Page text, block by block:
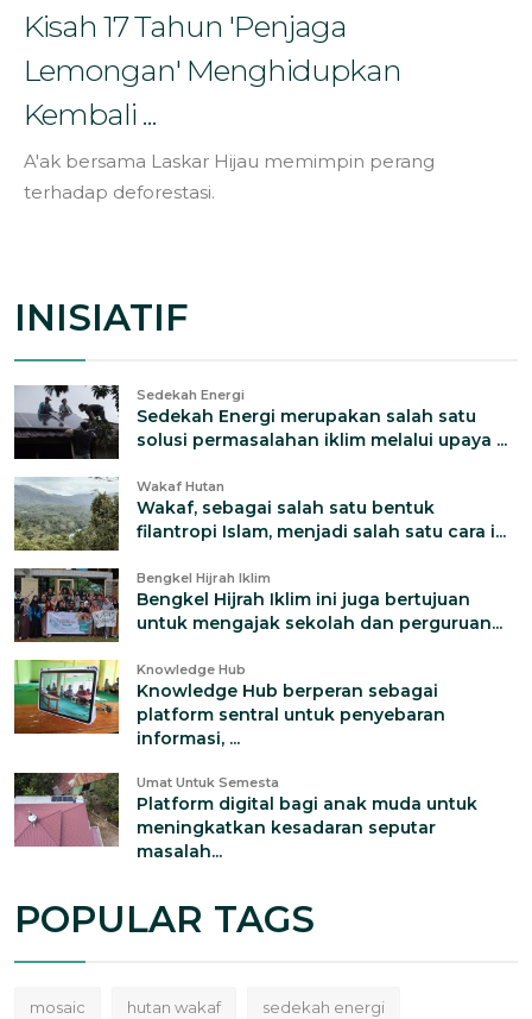
Kisah 17 Tahun 'Penjaga
Lemongan' Menghidupkan
Kembali ...
A'ak bersama Laskar Hijau memimpin perang
terhadap deforestasi.
INISIATIF
Sedekah Energi
Sedekah Energi merupakan salah satu
solusi permasalahan iklim melalui upaya ...
Wakaf Hutan
Wakaf, sebagai salah satu bentuk
filantropi Islam, menjadi salah satu cara i...
Bengkel Hijrah Iklim
Bengkel Hijrah Iklim ini juga bertujuan
untuk mengajak sekolah dan perguruan...
Knowledge Hub
Knowledge Hub berperan sebagai
platform sentral untuk penyebaran
informasi, ...
Umat Untuk Semesta
Platform digital bagi anak muda untuk
meningkatkan kesadaran seputar
masalah...
POPULAR TAGS
mosaic hutan wakaf sedekah energi